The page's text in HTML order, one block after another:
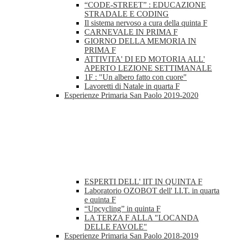
“CODE-STREET” : EDUCAZIONE
STRADALE E CODING
Il sistema nervoso a cura della quinta F
CARNEVALE IN PRIMA F
GIORNO DELLA MEMORIA IN
PRIMA F
ATTIVITA' DI ED MOTORIA ALL'
APERTO LEZIONE SETTIMANALE
1F : "Un albero fatto con cuore"
Lavoretti di Natale in quarta F
Esperienze Primaria San Paolo 2019-2020
ESPERTI DELL' IIT IN QUINTA F
Laboratorio OZOBOT dell' I.I.T. in quarta
e quinta F
“Upcycling” in quinta F
LA TERZA F ALLA "LOCANDA
DELLE FAVOLE"
Esperienze Primaria San Paolo 2018-2019